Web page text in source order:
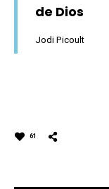
de Dios
Jodi Picoult
61